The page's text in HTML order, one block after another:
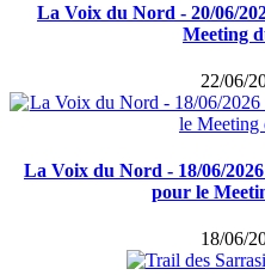
La Voix du Nord - 20/06/
Meeting
22/06/
La Voix du Nord - 18/06/
pour le
18/06/